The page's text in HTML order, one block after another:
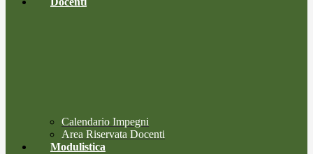
Calendario Impegni
Area Riservata Docenti
Modulistica